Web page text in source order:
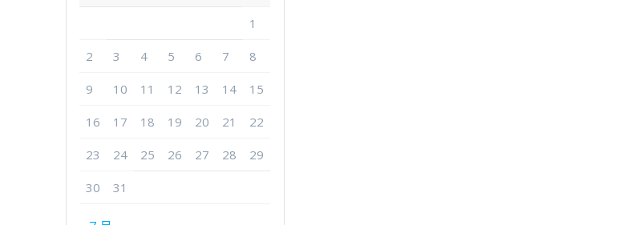
1
2 3 4 5 6 7 8
9 10 11 12 13 14 15
16 17 18 19 20 21 22
23 24 25 26 27 28 29
30 31